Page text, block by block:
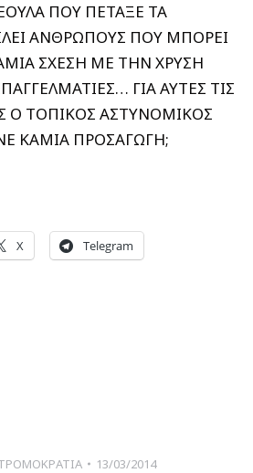
ΠΟΥ ΠΕΤΑΞΕ ΤΑ
ΑΝΘΡΩΠΟΥΣ ΠΟΥ ΜΠΟΡΕΙ
ΣΧΕΣΗ ΜΕ ΤΗΝ ΧΡΥΣΗ
ΓΙΑ ΑΥΤΕΣ ΤΙΣ
Ο ΤΟΠΙΚΟΣ ΑΣΤΥΝΟΜΙΚΟΣ
ΚΑΜΙΑ ΠΡΟΣΑΓΩΓΗ;
X Telegram
13/03/2014